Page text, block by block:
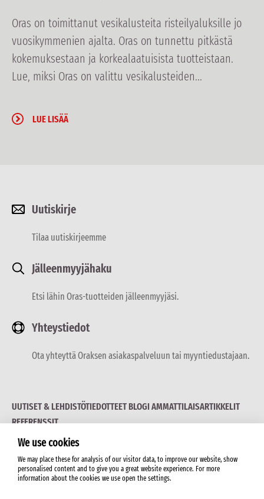
Oras on toimittanut vesikalusteita risteilyaluksille jo
vuosikymmenien ajalta. Oras on tunnettu pitkästä
kokemuksestaan ja korkealaatuisista tuotteistaan.
Lue, miksi Oras on valittu vesikalusteiden...
LUE LISÄÄ
Uutiskirje
Tilaa uutiskirjeemme
Jälleenmyyjähaku
Etsi lähin Oras-tuotteiden jälleenmyyjäsi.
Yhteystiedot
Ota yhteyttä Oraksen asiakaspalveluun tai myyntiedustajaan.
UUTISET & LEHDISTÖTIEDOTTEETBLOGI AMMATTILAISARTIKKELIT
REFERENSSIT
We use cookies
We may place these for analysis of our visitor data, to improve our website, show
personalised content and to give you a great website experience. For more
information about the cookies we use open the settings.